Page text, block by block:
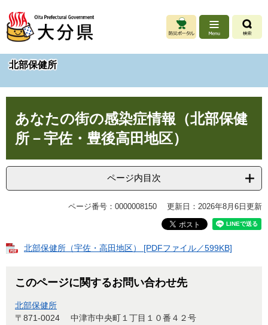
ジ
先
頭
ュ
を
飛北部保健所
あなたの街の感染症情報（北部保健
所－宇佐・豊後高田地区）
ページ内目次
ページ番号：0000008150 更新日：2026年8月6日更新
北部保健所（宇佐・高田地区） [PDFファイル／599KB]
このページに関するお問い合わせ先
北部保健所
〒871-0024
中津市中央町１丁目１０番４２号